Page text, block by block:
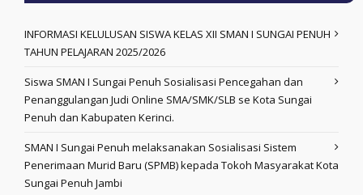
INFORMASI KELULUSAN SISWA KELAS XII SMAN I SUNGAI PENUH
TAHUN PELAJARAN 2025/2026
Siswa SMAN I Sungai Penuh Sosialisasi Pencegahan dan
Penanggulangan Judi Online SMA/SMK/SLB se Kota Sungai
Penuh dan Kabupaten Kerinci.
SMAN I Sungai Penuh melaksanakan Sosialisasi Sistem
Penerimaan Murid Baru (SPMB) kepada Tokoh Masyarakat Kota
Sungai Penuh Jambi